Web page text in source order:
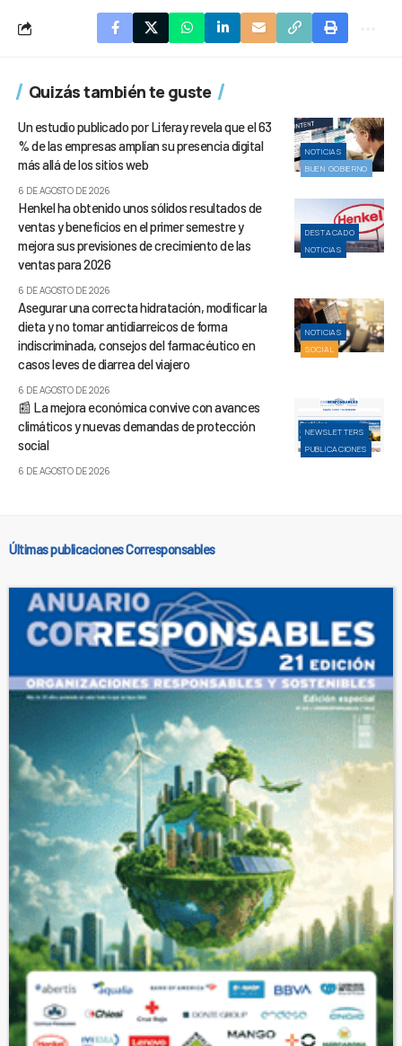
Quizás también te guste
NOTICIAS
BUEN GOBIERNO
Un estudio publicado por Liferay revela que el 63
% de las empresas amplían su presencia digital
más allá de los sitios web
6 DE AGOSTO DE 2026
DESTACADO
NOTICIAS
Henkel ha obtenido unos sólidos resultados de
ventas y beneficios en el primer semestre y
mejora sus previsiones de crecimiento de las
ventas para 2026
6 DE AGOSTO DE 2026
NOTICIAS
SOCIAL
Asegurar una correcta hidratación, modificar la
dieta y no tomar antidiarreicos de forma
indiscriminada, consejos del farmacéutico en
casos leves de diarrea del viajero
6 DE AGOSTO DE 2026
NEWSLETTERS
PUBLICACIONES
📰 La mejora económica convive con avances
climáticos y nuevas demandas de protección
social
6 DE AGOSTO DE 2026
Últimas publicaciones Corresponsables